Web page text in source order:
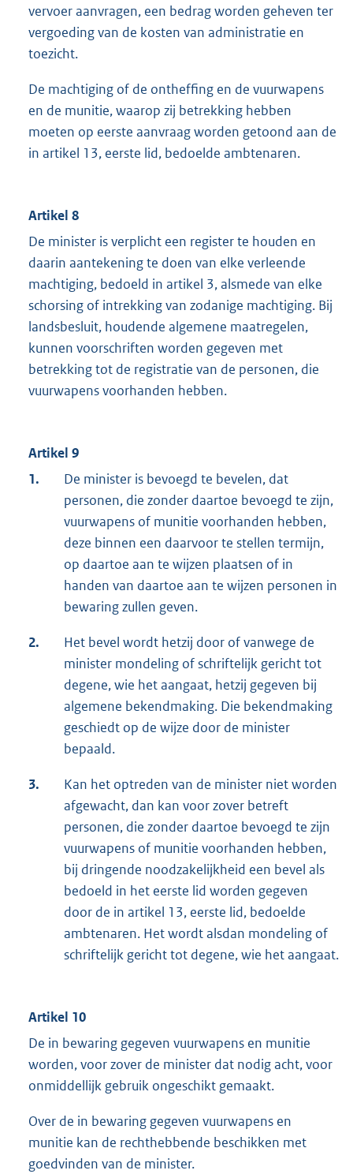
vervoer aanvragen, een bedrag worden geheven ter
vergoeding van de kosten van administratie en
toezicht.
De machtiging of de ontheffing en de vuurwapens
en de munitie, waarop zij betrekking hebben
moeten op eerste aanvraag worden getoond aan de
in artikel 13, eerste lid, bedoelde ambtenaren.
Artikel 8
De minister is verplicht een register te houden en
daarin aantekening te doen van elke verleende
machtiging, bedoeld in artikel 3, alsmede van elke
schorsing of intrekking van zodanige machtiging. Bij
landsbesluit, houdende algemene maatregelen,
kunnen voorschriften worden gegeven met
betrekking tot de registratie van de personen, die
vuurwapens voorhanden hebben.
Artikel 9
1.
De minister is bevoegd te bevelen, dat
personen, die zonder daartoe bevoegd te zijn,
vuurwapens of munitie voorhanden hebben,
deze binnen een daarvoor te stellen termijn,
op daartoe aan te wijzen plaatsen of in
handen van daartoe aan te wijzen personen in
bewaring zullen geven.
2.
Het bevel wordt hetzij door of vanwege de
minister mondeling of schriftelijk gericht tot
degene, wie het aangaat, hetzij gegeven bij
algemene bekendmaking. Die bekendmaking
geschiedt op de wijze door de minister
bepaald.
3.
Kan het optreden van de minister niet worden
afgewacht, dan kan voor zover betreft
personen, die zonder daartoe bevoegd te zijn
vuurwapens of munitie voorhanden hebben,
bij dringende noodzakelijkheid een bevel als
bedoeld in het eerste lid worden gegeven
door de in artikel 13, eerste lid, bedoelde
ambtenaren. Het wordt alsdan mondeling of
schriftelijk gericht tot degene, wie het aangaat.
Artikel 10
De in bewaring gegeven vuurwapens en munitie
worden, voor zover de minister dat nodig acht, voor
onmiddellijk gebruik ongeschikt gemaakt.
Over de in bewaring gegeven vuurwapens en
munitie kan de rechthebbende beschikken met
goedvinden van de minister.